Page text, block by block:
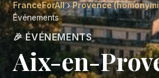
FranceForAll›Provence
Événements
🎉 ÉVÉNEMENTS
Aix-en-